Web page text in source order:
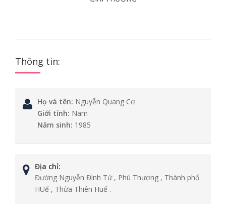
Thông tin:
Họ và tên: Nguyễn Quang Cơ
Giới tính: Nam
Năm sinh: 1985
Địa chỉ:
Đường Nguyễn Đình Tứ , Phú Thượng , Thành phố
HUế , Thừa Thiên Huế .